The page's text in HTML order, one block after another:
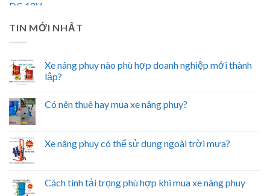
TIN MỚI NHẤT
Xe nâng phuy nào phù hợp doanh nghiệp mới thành
lập?
Có nên thuê hay mua xe nâng phuy?
Xe nâng phuy có thể sử dụng ngoài trời mưa?
Cách tính tải trọng phù hợp khi mua xe nâng phuy